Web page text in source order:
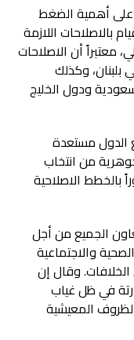
على أهمية الضغط
بالاصلاحات اللازمة
معتبراً أن الاصلاحات
بلبنان، وكذلك
ودول الخليج
الدول مستعدة
من انتخاب
بالخطط الاصلاحية
الجميع من أجل
والاجتماعية
وقال إن
في ظل غياب
المعيشية